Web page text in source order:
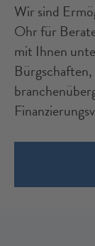
Wir sind
Ohr für
mit Ihnen